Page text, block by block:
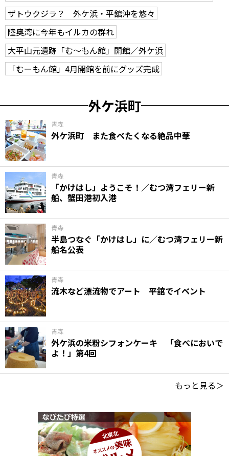
ザトウクジラ？ 外ケ浜・平舘沖を悠々
陸奥湾に今年もイルカの群れ
大平山元遺跡「む～もん館」開館／外ケ浜
「むーもん館」4月開館を前にグッズ完成
外ケ浜町
青森
外ケ浜町 また食べたくなる絶品中華
青森
「かけはし」ようこそ！／むつ湾フェリー新
船、蟹田港初入港
青森
半島つなぐ「かけはし」に／むつ湾フェリー新
船名公表
青森
流木など漂流物でアート 平舘でイベント
青森
外ケ浜の米粉シフォンケーキ 「食べにおいで
よ！」第4回
もっと見る＞